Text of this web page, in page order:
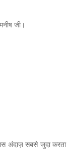
जी।
अंदाज़ सबसे जुदा करता